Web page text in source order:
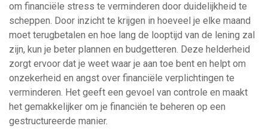
om financiële stress te verminderen door duidelijkheid te
scheppen. Door inzicht te krijgen in hoeveel je elke maand
moet terugbetalen en hoe lang de looptijd van de lening zal
zijn, kun je beter plannen en budgetteren. Deze helderheid
zorgt ervoor dat je weet waar je aan toe bent en helpt om
onzekerheid en angst over financiële verplichtingen te
verminderen. Het geeft een gevoel van controle en maakt
het gemakkelijker om je financiën te beheren op een
gestructureerde manier.